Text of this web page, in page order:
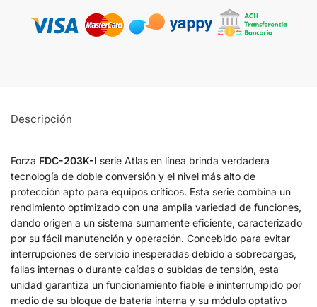
Descripción
Forza FDC-203K-I serie Atlas en línea brinda verdadera
tecnología de doble conversión y el nivel más alto de
protección apto para equipos críticos. Esta serie combina un
rendimiento optimizado con una amplia variedad de funciones,
dando origen a un sistema sumamente eficiente, caracterizado
por su fácil manutención y operación. Concebido para evitar
interrupciones de servicio inesperadas debido a sobrecargas,
fallas internas o durante caídas o subidas de tensión, esta
unidad garantiza un funcionamiento fiable e ininterrumpido por
medio de su bloque de batería interna y su módulo optativo